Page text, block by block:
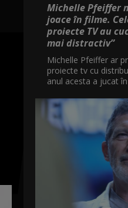
Michelle Pfeiffer
joace în filme.
proiecte TV au
mai distractiv”
Michelle Pfeiffer ar
proiecte tv cu
anul acesta a jucat